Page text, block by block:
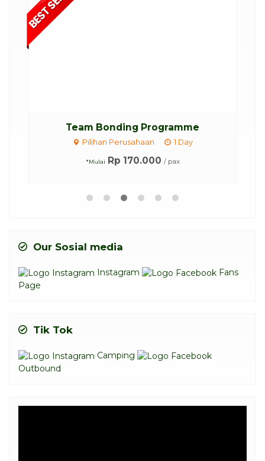
Team Bonding Programme
Pilihan Perusahaan 1 Day
*Mulai Rp 170.000 / pax
Our Sosial media
Instagram
Fans
Page
Tik Tok
Camping
Outbound